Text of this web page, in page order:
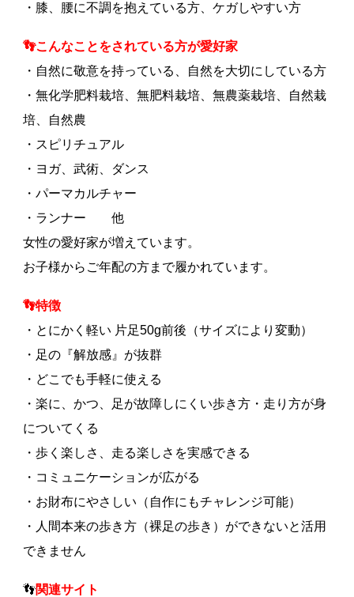
・膝、腰に不調を抱えている方、ケガしやすい方
👣こんなことをされている方が愛好家
・自然に敬意を持っている、自然を大切にしている方
・無化学肥料栽培、無肥料栽培、無農薬栽培、自然栽
培、自然農
・スピリチュアル
・ヨガ、武術、ダンス
・パーマカルチャー
・ランナー 他
女性の愛好家が増えています。
お子様からご年配の方まで履かれています。
👣特徴
・とにかく軽い 片足50g前後（サイズにより変動）
・足の『解放感』が抜群
・どこでも手軽に使える
・楽に、かつ、足が故障しにくい歩き方・走り方が身
についてくる
・歩く楽しさ、走る楽しさを実感できる
・コミュニケーションが広がる
・お財布にやさしい（自作にもチャレンジ可能）
・人間本来の歩き方（裸足の歩き）ができないと活用
できません
👣関連サイト